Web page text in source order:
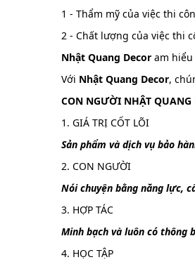
1 - Thẩm mỹ của việc thi
2 - Chất lượng của việc thi
Nhật Quang Decor am
Với Nhật Quang Decor,
CON NGƯỜI NHẬT QUANG
1. GIÁ TRỊ CỐT LÕI
Sản phẩm và dịch vụ bảo
2. CON NGƯỜI
Nói chuyện bằng năng lực,
3. HỢP TÁC
Minh bạch và luôn có thông
4. HỌC TẬP